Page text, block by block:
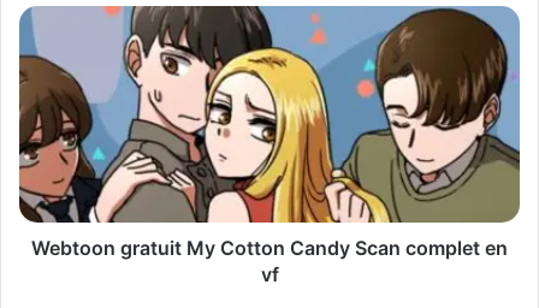
o
e
a
d
r
e
s
Webtoon gratuit My Cotton Candy Scan complet en
vf